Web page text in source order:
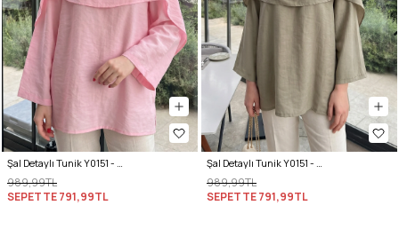
Şal Detaylı Tunik Y0151 - AÇIK PEMBE
989,99TL
SEPETTE791,99TL
Şal Detaylı Tunik Y0151 - AÇIK HAKİ
989,99TL
SEPETTE791,99TL